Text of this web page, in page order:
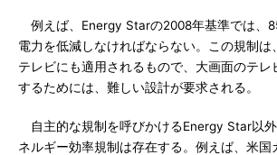
例えば、Energy Starの2008年基準では、
電力を低減しなければならない。この規制は
テレビにも適用されるもので、大画面のテレ
するためには、難しい設計が要求される。
自主的な規制を呼びかけるEnergy Star以
ネルギー効率規制は存在する。例えば、米国